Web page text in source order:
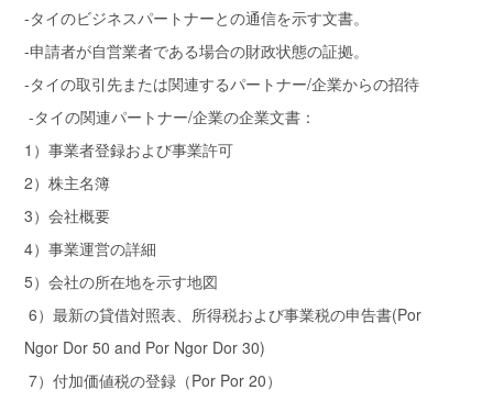
-タイのビジネスパートナーとの通信を示す文書。
-申請者が自営業者である場合の財政状態の証拠。
-タイの取引先または関連するパートナー/企業からの招待
-タイの関連パートナー/企業の企業文書：
1）事業者登録および事業許可
2）株主名簿
3）会社概要
4）事業運営の詳細
5）会社の所在地を示す地図
6）最新の貸借対照表、所得税および事業税の申告書(Por
Ngor Dor 50 and Por Ngor Dor 30)
7）付加価値税の登録（Por Por 20）